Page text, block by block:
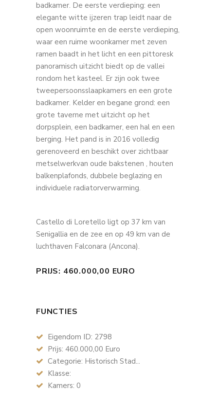
badkamer. De eerste verdieping: een
elegante witte ijzeren trap leidt naar de
open woonruimte en de eerste verdieping,
waar een ruime woonkamer met zeven
ramen baadt in het licht en een pittoresk
panoramisch uitzicht biedt op de vallei
rondom het kasteel. Er zijn ook twee
tweepersoonsslaapkamers en een grote
badkamer. Kelder en begane grond: een
grote taverne met uitzicht op het
dorpsplein, een badkamer, een hal en een
berging. Het pand is in 2016 volledig
gerenoveerd en beschikt over zichtbaar
metselwerkvan oude bakstenen , houten
balkenplafonds, dubbele beglazing en
individuele radiatorverwarming.
Castello di Loretello ligt op 37 km van
Senigallia en de zee en op 49 km van de
luchthaven Falconara (Ancona).
PRIJS: 460.000,00 EURO
FUNCTIES
Eigendom ID: 2798
Prijs: 460.000,00 Euro
Categorie: Historisch Stad...
Klasse:
Kamers: 0